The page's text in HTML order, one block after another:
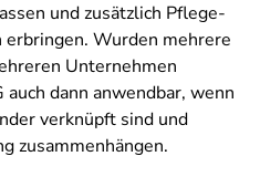
und zusätzlich Pflege-
Wurden mehrere
Unternehmen
dann anwendbar, wenn
verknüpft sind und
zusammenhängen.